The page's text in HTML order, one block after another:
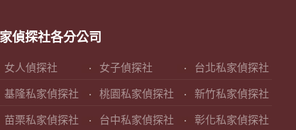
偵探社各分公司
女人偵探社 女子偵探社 台北私家偵探社
基隆私家偵探社 桃園私家偵探社 新竹私家偵探社
苗栗私家偵探社 台中私家偵探社 彰化私家偵探社